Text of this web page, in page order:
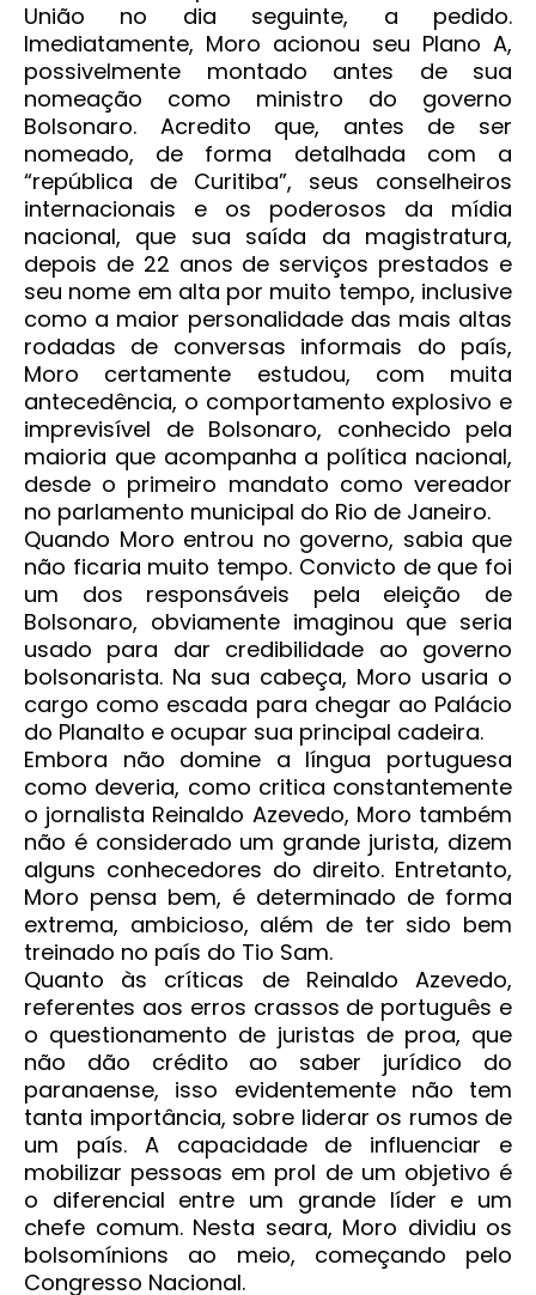
União no dia seguinte, a pedido.
Imediatamente, Moro acionou seu Plano A,
possivelmente montado antes de sua
nomeação como ministro do governo
Bolsonaro. Acredito que, antes de ser
nomeado, de forma detalhada com a
“república de Curitiba”, seus conselheiros
internacionais e os poderosos da mídia
nacional, que sua saída da magistratura,
depois de 22 anos de serviços prestados e
seu nome em alta por muito tempo, inclusive
como a maior personalidade das mais altas
rodadas de conversas informais do país,
Moro certamente estudou, com muita
antecedência, o comportamento explosivo e
imprevisível de Bolsonaro, conhecido pela
maioria que acompanha a política nacional,
desde o primeiro mandato como vereador
no parlamento municipal do Rio de Janeiro.
Quando Moro entrou no governo, sabia que
não ficaria muito tempo. Convicto de que foi
um dos responsáveis pela eleição de
Bolsonaro, obviamente imaginou que seria
usado para dar credibilidade ao governo
bolsonarista. Na sua cabeça, Moro usaria o
cargo como escada para chegar ao Palácio
do Planalto e ocupar sua principal cadeira.
Embora não domine a língua portuguesa
como deveria, como critica constantemente
o jornalista Reinaldo Azevedo, Moro também
não é considerado um grande jurista, dizem
alguns conhecedores do direito. Entretanto,
Moro pensa bem, é determinado de forma
extrema, ambicioso, além de ter sido bem
treinado no país do Tio Sam.
Quanto às críticas de Reinaldo Azevedo,
referentes aos erros crassos de português e
o questionamento de juristas de proa, que
não dão crédito ao saber jurídico do
paranaense, isso evidentemente não tem
tanta importância, sobre liderar os rumos de
um país. A capacidade de influenciar e
mobilizar pessoas em prol de um objetivo é
o diferencial entre um grande líder e um
chefe comum. Nesta seara, Moro dividiu os
bolsomínions ao meio, começando pelo
Congresso Nacional.